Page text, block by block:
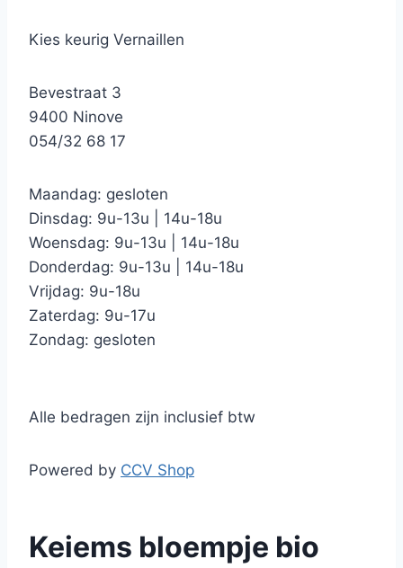
Kies keurig Vernaillen
Bevestraat 3
9400 Ninove
054/32 68 17
Maandag: gesloten
Dinsdag: 9u-13u | 14u-18u
Woensdag: 9u-13u | 14u-18u
Donderdag: 9u-13u | 14u-18u
Vrijdag: 9u-18u
Zaterdag: 9u-17u
Zondag: gesloten
Alle bedragen zijn inclusief btw
Powered by CCV Shop
Keiems bloempje bio